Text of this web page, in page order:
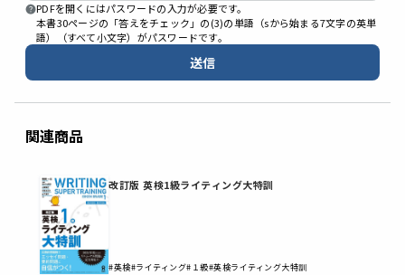
PDFを開くにはパスワードの入力が必要です。
本書30ページの「答えをチェック」の(3)の単語（sから始まる7文字の英単
語）（すべて小文字）がパスワードです。
送信
関連商品
改訂版 英検1級ライティング大特訓
#英検#ライティング#１級#英検ライティング大特訓